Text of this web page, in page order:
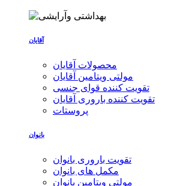
آقایان
محصولات آقایان
مولتی ویتامین آقایان
تقویت کننده قوای جنسی
تقویت کننده باروری آقایان
پروستات
بانوان
تقویت باروری بانوان
مکمل های بانوان
مولتی ویتامین بانوان